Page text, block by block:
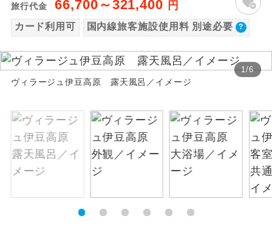
旅行代金 66,700～321,400 円
カード利用可 国内線旅客施設使用料 別途必要
1/6
ヴィラージュ伊豆高原 露天風呂／イメージ
務
があります。
世界遺産
ユネスコに登録されている文化遺産や自
然遺産を訪ねるコースです。
絶景 絶景スポットに立ち寄るコースです。
温泉 温泉地にも宿泊するコースです。